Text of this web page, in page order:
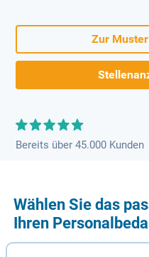
Zur
Bereits über 45.000 Kunden
Wählen Sie das
Ihren